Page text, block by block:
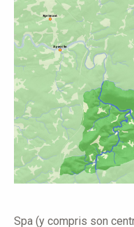
Spa (y compris son